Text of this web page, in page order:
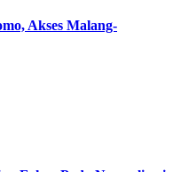
Akses Malang-